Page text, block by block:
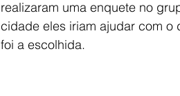
realizaram uma enquete no
cidade eles iriam ajudar com o
foi a escolhida.